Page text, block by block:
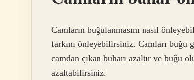
Camların buğulanmasını nasıl
farkını önleyebilirsiniz. Camları
camdan çıkan buharı azaltır ve buğu
azaltabilirsiniz.